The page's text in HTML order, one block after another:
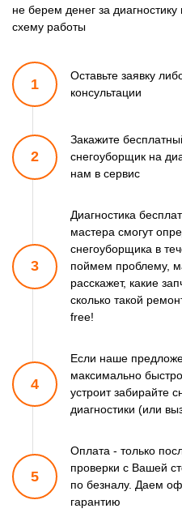
не берем денег за
схему работы
1
Оставьте заявку
консультации
2
Закажите
снегоуборщик на
нам в сервис
3
Диагностика
мастера смогут
снегоуборщика в
поймем проблему,
расскажет, какие
сколько такой
free!
4
Если наше
максимально быстро
устроит забирайте
диагностики (или
5
Оплата - только
проверки с Вашей
по безналу. Даем
гарантию